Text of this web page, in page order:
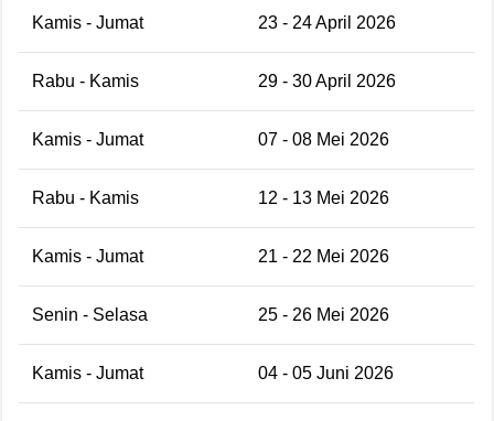
Kamis - Jumat 23 - 24 April 2026
Rabu - Kamis 29 - 30 April 2026
Kamis - Jumat 07 - 08 Mei 2026
Rabu - Kamis 12 - 13 Mei 2026
Kamis - Jumat 21 - 22 Mei 2026
Senin - Selasa 25 - 26 Mei 2026
Kamis - Jumat 04 - 05 Juni 2026